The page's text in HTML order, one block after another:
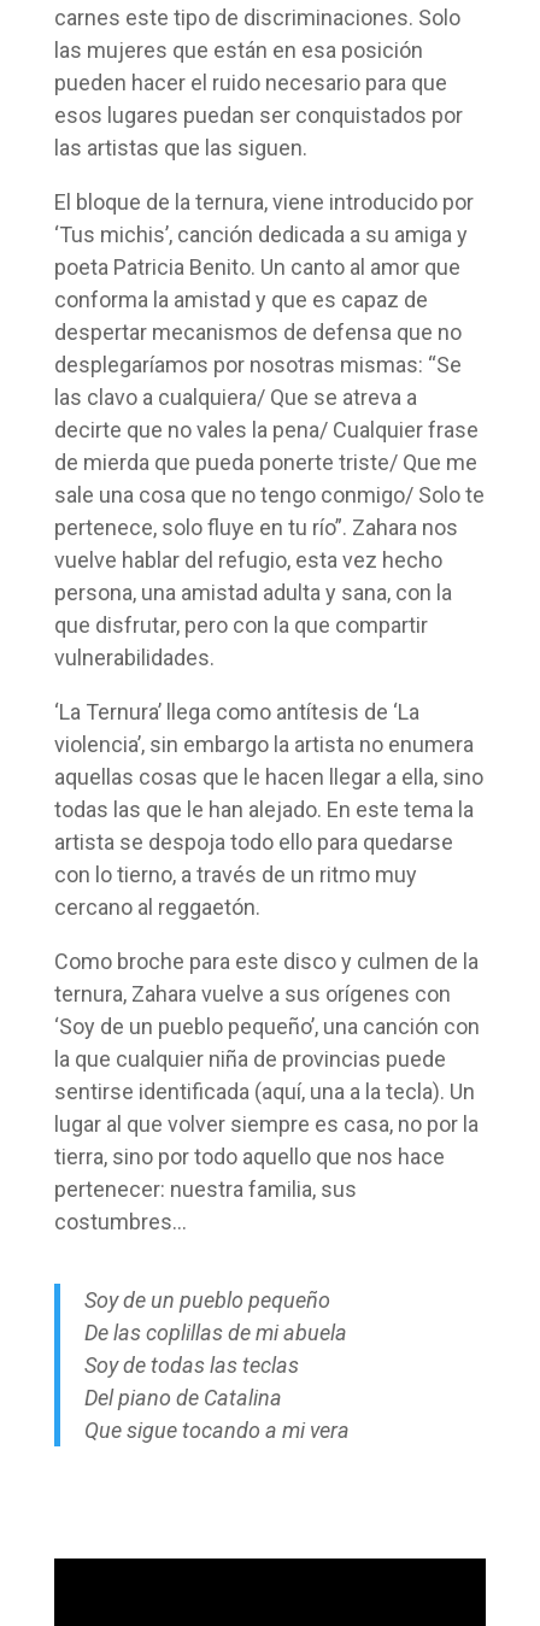
carnes este tipo de discriminaciones. Solo
las mujeres que están en esa posición
pueden hacer el ruido necesario para que
esos lugares puedan ser conquistados por
las artistas que las siguen.
El bloque de la ternura, viene introducido por
‘Tus michis’, canción dedicada a su amiga y
poeta Patricia Benito. Un canto al amor que
conforma la amistad y que es capaz de
despertar mecanismos de defensa que no
desplegaríamos por nosotras mismas: “Se
las clavo a cualquiera/ Que se atreva a
decirte que no vales la pena/ Cualquier frase
de mierda que pueda ponerte triste/ Que me
sale una cosa que no tengo conmigo/ Solo te
pertenece, solo fluye en tu río”. Zahara nos
vuelve hablar del refugio, esta vez hecho
persona, una amistad adulta y sana, con la
que disfrutar, pero con la que compartir
vulnerabilidades.
‘La Ternura’ llega como antítesis de ‘La
violencia’, sin embargo la artista no enumera
aquellas cosas que le hacen llegar a ella, sino
todas las que le han alejado. En este tema la
artista se despoja todo ello para quedarse
con lo tierno, a través de un ritmo muy
cercano al reggaetón.
Como broche para este disco y culmen de la
ternura, Zahara vuelve a sus orígenes con
‘Soy de un pueblo pequeño’, una canción con
la que cualquier niña de provincias puede
sentirse identificada (aquí, una a la tecla). Un
lugar al que volver siempre es casa, no por la
tierra, sino por todo aquello que nos hace
pertenecer: nuestra familia, sus
costumbres…
Soy de un pueblo pequeño
De las coplillas de mi abuela
Soy de todas las teclas
Del piano de Catalina
Que sigue tocando a mi vera